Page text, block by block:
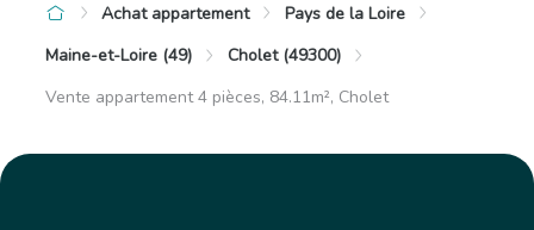
Achat appartement
Pays de la Loire
Maine-et-Loire (49)
Cholet (49300)
Vente appartement 4 pièces, 84.11m², Cholet